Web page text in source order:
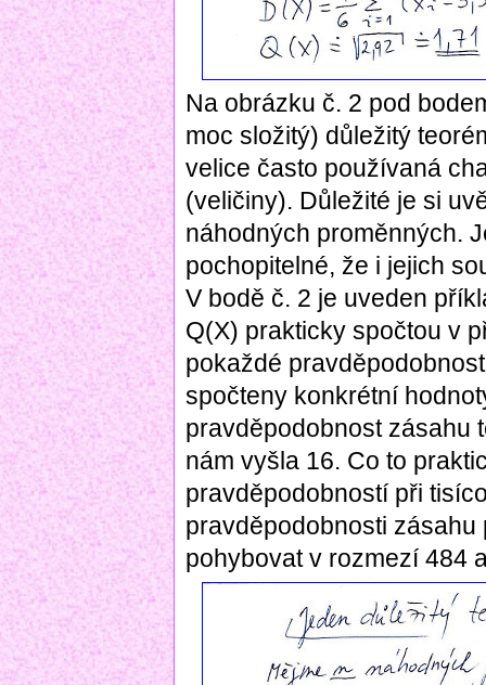
Na obrázku č. 2 pod
moc složitý) důležitý
velice často používaná
(veličiny). Důležité je si
náhodných proměnných.
pochopitelné, že i jejich
V bodě č. 2 je uveden
Q(X) prakticky spočtou v
pokaždé
spočteny konkrétní
pravděpodobnost zásahu
nám vyšla 16. Co to
pravděpodobností při
pravděpodobnosti
pohybovat v rozmezí 484